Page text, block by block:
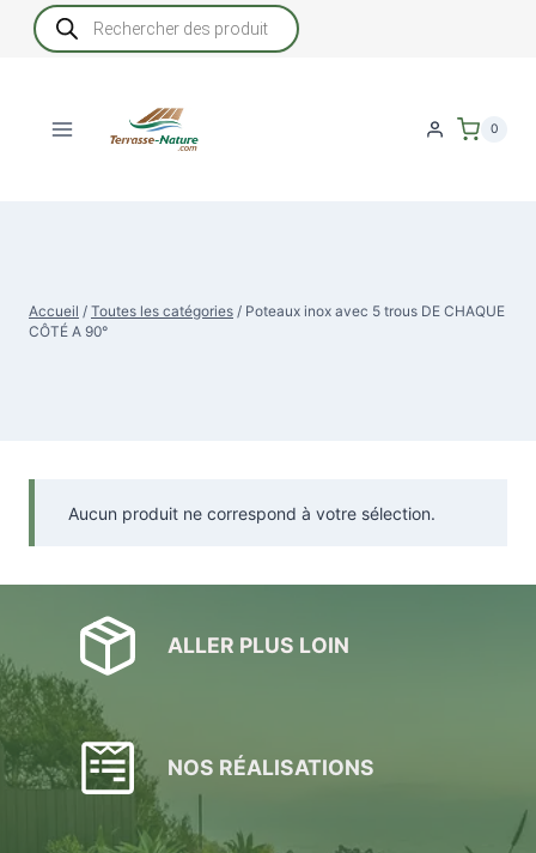
Recherche
de
produits
0
Accueil / Toutes les catégories / Poteaux inox avec 5 trous DE CHAQUE
CÔTÉ A 90°
Aucun produit ne correspond à votre sélection.
ALLER PLUS LOIN
NOS RÉALISATIONS